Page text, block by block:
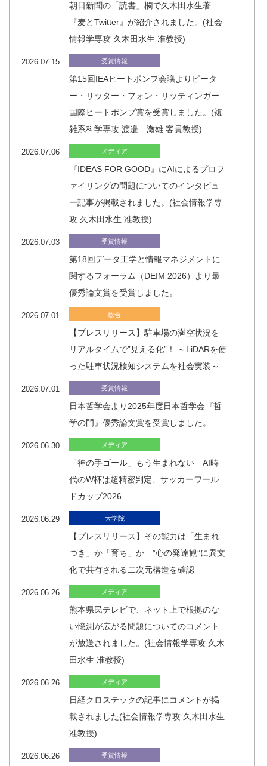
朝日新聞の「読書」欄で久木田水生著
『麦とTwitter』が紹介されました。(社会
情報学専攻 久木田水生 准教授)
2026.07.15 受賞情報
第15回IEAヒートポンプ会議よりピータ
ー・リッター・フォン・リッティンガー
国際ヒートポンプ賞を受賞しました。(複
雑系科学専攻 渡邉 澂雄 客員教授)
2026.07.06 メディア
『IDEAS FOR GOOD』にAIによるプロフ
ァイリングの問題についてのインタビュ
ー記事が掲載されました。(社会情報学専
攻 久木田水生 准教授)
2026.07.03 受賞情報
第18回データ工学と情報マネジメントに
関するフォーラム（DEIM 2026）より最
優秀論文賞を受賞しました。
2026.07.01 総合
【プレスリリース】駐車場の満空状況を
リアルタイムで”見える化”！ ～LiDARを使
った駐車状況検知システムを社会実装～
2026.07.01 受賞情報
日本哲学会より2025年度日本哲学会『哲
学の門』優秀論文賞を受賞しました。
2026.06.30 メディア
「神の手ゴール」もう生まれない AI時
代のW杯は超精密判定、サッカーワール
ドカップ2026
2026.06.29 大学院
【プレスリリース】その能力は「生まれ
つき」か「育ち」か ”心の発達観”に異文
化で共有される二次元構造を確認
2026.06.26 メディア
熊本県民テレビで、ネット上で根拠のな
い憶測が広がる問題についてのコメント
が放送されました。(社会情報学専攻 久木
田水生 准教授)
2026.06.26 メディア
日経クロステックの記事にコメントが掲
載されました(社会情報学専攻 久木田水生
准教授)
2026.06.26 受賞情報